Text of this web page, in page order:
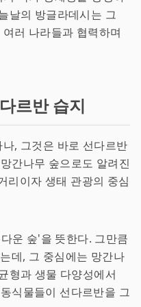
날의 방글라데시는 그
러 나라들과 협력하며
르반 습지
, 그것은 바로 선다르반
간나무 숲으로도 알려진
리이자 생태 관광의 중심
운 숲'을 뜻한다. 그만큼
데, 그 중심에는 망간나
형과 생물 다양성에서
식물들이 선다르반을 그